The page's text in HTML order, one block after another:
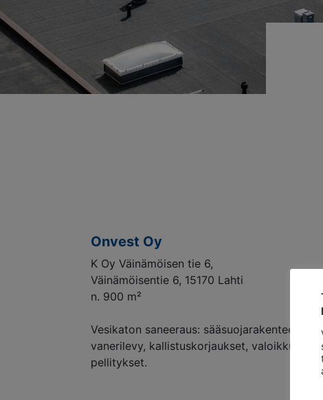
Onvest Oy
K Oy Väinämöisen tie 6,
Väinämöisentie 6, 15170 Lahti
n. 900 m²
Vesikaton saneeraus: sääsuojarakenteet,
vanerilevy, kallistuskorjaukset, valoikkunat,
pellitykset.